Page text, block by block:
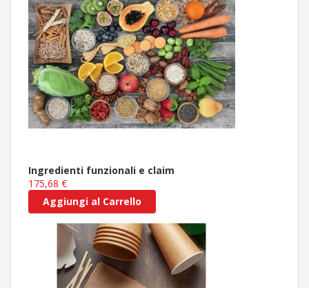
Ingredienti funzionali e claim
175,68 €
Aggiungi al Carrello